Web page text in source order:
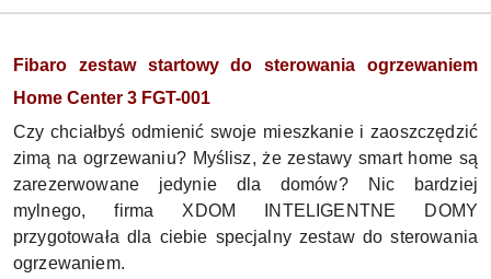
Fibaro zestaw startowy do sterowania ogrzewaniem
Home Center 3 FGT-001
Czy chciałbyś odmienić swoje mieszkanie i zaoszczędzić
zimą na ogrzewaniu? Myślisz, że zestawy smart home są
zarezerwowane jedynie dla domów? Nic bardziej
mylnego, firma XDOM INTELIGENTNE DOMY
przygotowała dla ciebie specjalny zestaw do sterowania
ogrzewaniem.